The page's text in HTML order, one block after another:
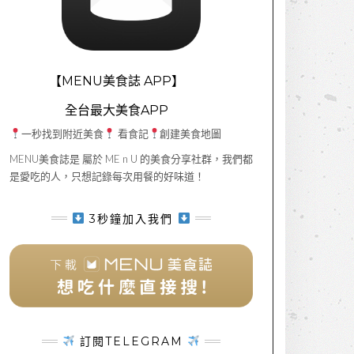
【MENU美食誌 APP】
全台最大美食APP
一秒找到附近美食 看食記
創建美食地圖
MENU美食誌是 屬於 ME n U 的美食分享社群，我們都
是愛吃的人，只想記錄每次用餐的好味道！
3秒鐘加入我們
訂閱TELEGRAM